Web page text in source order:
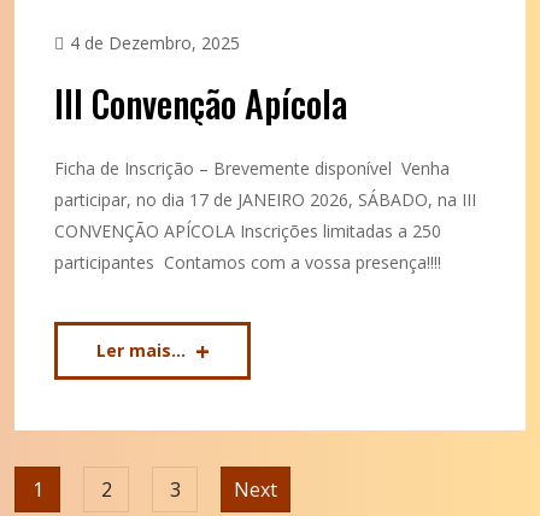
4 de Dezembro, 2025
III Convenção Apícola
Ficha de Inscrição – Brevemente disponível Venha
participar, no dia 17 de JANEIRO 2026, SÁBADO, na III
CONVENÇÃO APÍCOLA Inscrições limitadas a 250
participantes Contamos com a vossa presença!!!!
Ler mais...
1 2 3 Next